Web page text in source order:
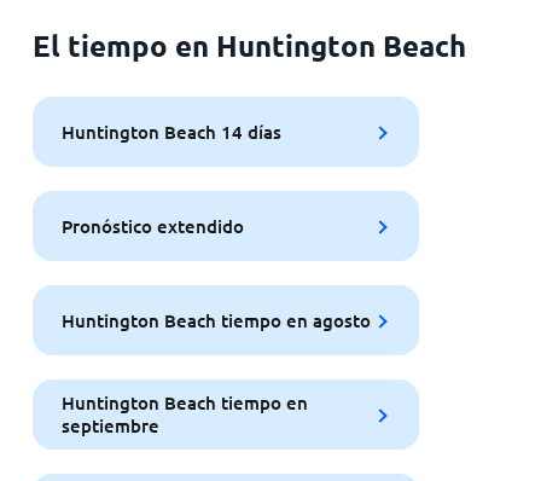
El tiempo en Huntington Beach
Huntington Beach 14 días
Pronóstico extendido
Huntington Beach tiempo en agosto
Huntington Beach tiempo en
septiembre